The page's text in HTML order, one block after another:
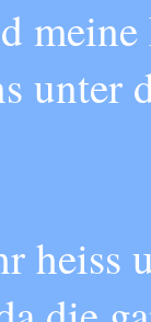
unter
heiss